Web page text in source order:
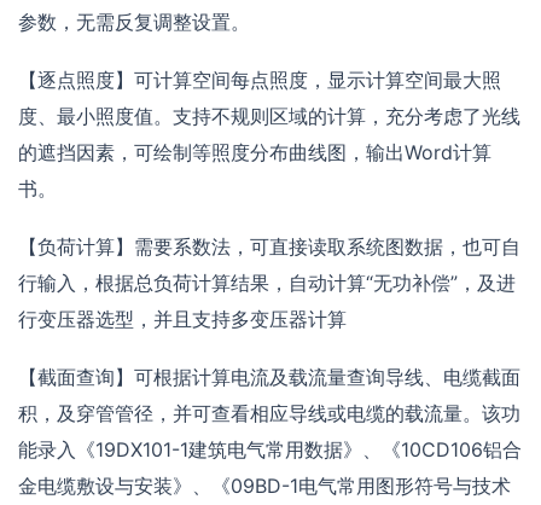
参数，无需反复调整设置。
【逐点照度】可计算空间每点照度，显示计算空间最大照
度、最小照度值。支持不规则区域的计算，充分考虑了光线
的遮挡因素，可绘制等照度分布曲线图，输出Word计算
书。
【负荷计算】需要系数法，可直接读取系统图数据，也可自
行输入，根据总负荷计算结果，自动计算“无功补偿”，及进
行变压器选型，并且支持多变压器计算
【截面查询】可根据计算电流及载流量查询导线、电缆截面
积，及穿管管径，并可查看相应导线或电缆的载流量。该功
能录入《19DX101-1建筑电气常用数据》、《10CD106铝合
金电缆敷设与安装》、《09BD-1电气常用图形符号与技术